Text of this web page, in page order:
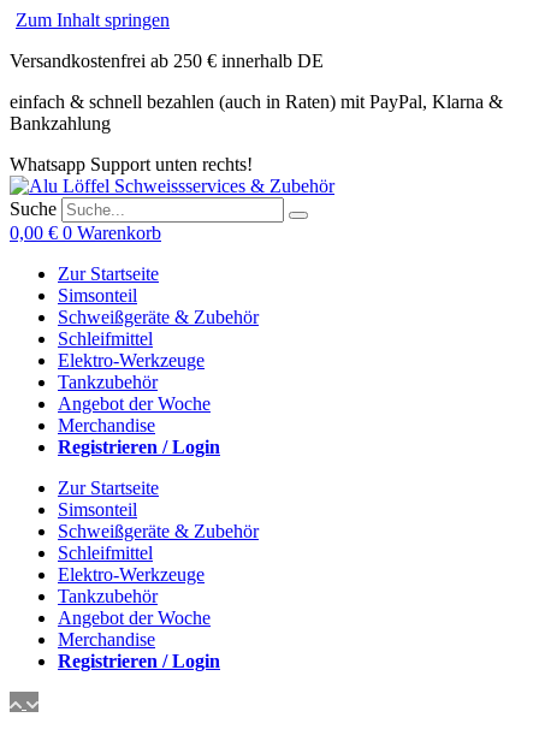
Zum Inhalt springen
Versandkostenfrei ab 250 € innerhalb DE
einfach & schnell bezahlen (auch in Raten) mit PayPal, Klarna &
Bankzahlung
Whatsapp Support unten rechts!
Suche
0,00 € 0 Warenkorb
Zur Startseite
Simsonteil
Schweißgeräte & Zubehör
Schleifmittel
Elektro-Werkzeuge
Tankzubehör
Angebot der Woche
Merchandise
Registrieren / Login
Zur Startseite
Simsonteil
Schweißgeräte & Zubehör
Schleifmittel
Elektro-Werkzeuge
Tankzubehör
Angebot der Woche
Merchandise
Registrieren / Login